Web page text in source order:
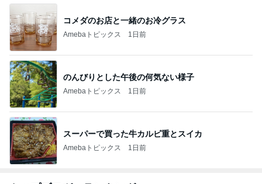
コメダのお店と一緒のお冷グラス
Amebaトピックス 1日前
のんびりとした午後の何気ない様子
Amebaトピックス 1日前
スーパーで買った牛カルビ重とスイカ
Amebaトピックス 1日前